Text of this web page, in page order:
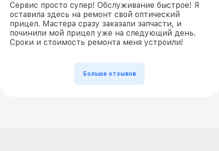
Сервис просто супер! Обслуживание быстрое! Я
оставила здесь на ремонт свой оптический
прицел. Мастера сразу заказали запчасти, и
починили мой прицел уже на следующий день.
Сроки и стоимость ремонта меня устроили!
Больше отзывов